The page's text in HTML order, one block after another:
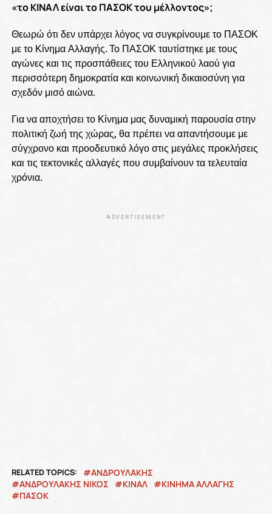
«το ΚΙΝΑΛ είναι το ΠΑΣΟΚ του μέλλοντος»;
Θεωρώ ότι δεν υπάρχει λόγος να συγκρίνουμε το ΠΑΣΟΚ
με το Κίνημα Αλλαγής. Το ΠΑΣΟΚ ταυτίστηκε με τους
αγώνες και τις προσπάθειες του Ελληνικού λαού για
περισσότερη δημοκρατία και κοινωνική δικαιοσύνη για
σχεδόν μισό αιώνα.
Για να αποχτήσει το Κίνημα μας δυναμική παρουσία στην
πολιτική ζωή της χώρας, θα πρέπει να απαντήσουμε με
σύγχρονο και προοδευτικό λόγο στις μεγάλες προκλήσεις
και τις τεκτονικές αλλαγές που συμβαίνουν τα τελευταία
χρόνια.
ADVERTISEMENT
RELATED TOPICS:
ΑΝΔΡΟΥΛΆΚΗΣ
ΑΝΔΡΟΥΛΑΚΗΣ ΝΙΚΟΣ
ΚΙΝΑΛ
ΚΙΝΗΜΑ ΑΛΛΑΓΗΣ
ΠΑΣΟΚ